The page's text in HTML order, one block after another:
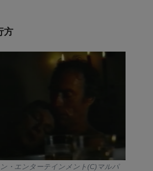
方
・エンターテインメント(C)マルパ